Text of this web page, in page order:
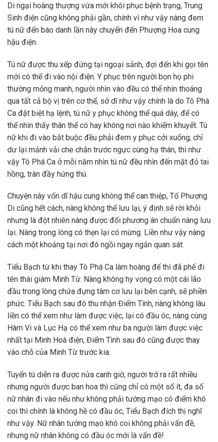
Di ngại hoàng thượng vừa mới khôi phục bệnh trạng, Trung
Sinh điện cũng không phải gần, chính vì như vậy nàng đem
tú nữ đến báo danh lần này chuyển đến Phượng Hoa cung
hậu điện.
Tú nữ được thu xếp đứng tại ngoại sảnh, đợi đến khi gọi tên
mới có thể đi vào nội điện. Y phục trên người bọn họ phi
thường mỏng manh, người nhìn vào đều có thể nhìn thoáng
qua tất cả bộ vị trên cơ thể, sở dĩ như vậy chính là do Tô Phá
Ca đặt biệt hạ lệnh, tú nữ y phục không thể quá dày, để có
thể nhìn thấy thân thể có hay không nơi nào khiếm khuyết. Tú
nữ khi đi vào bắt buộc đều phải đem y phục cởi xuống, chỉ
dư lại mảnh vải che chắn trước ngực cùng hạ thân, thì như
vậy Tô Phá Ca ở mỗi năm nhìn tú nữ đều nhìn đến mặt đỏ tai
hồng, tràn đầy hứng thú.
Chuyện này vốn dĩ hậu cung không thể can thiệp, Tố Phượng
Di cũng hết cách, nàng không thể lưu lại, ý định sẽ rời khỏi
nhưng là đột nhiên nàng được đối phương ân chuẩn nàng lưu
lại. Nàng trong lòng có thẹn lại có mừng. Liền như vậy nàng
cách một khoảng tại nơi đó ngồi ngay ngắn quan sát.
Tiểu Bạch từ khi thay Tô Phá Ca làm hoàng đế thì đã phế đi
tên thái giám Minh Từ. Nàng không hy vọng có một cái lão
đầu trong lòng chứa đựng tâm cơ lưu lại bên cạnh, sẽ phiền
phức. Tiểu Bạch sau đó thu nhận Điểm Tình, nàng không lâu
liền có thể xem như làm được việc, lại có đầu óc, nàng cùng
Hàm Vi và Lục Hạ có thể xem như ba người làm được việc
nhất tại Minh Hoà điện, Điểm Tình sau đó cũng được thay
vào chỗ của Minh Từ trước kia.
Tuyển tú diễn ra được nửa canh giờ, người trở ra rất nhiều
nhưng người được ban hoa thì cũng chỉ có một số ít, đa số
nữ nhân đi vào nếu như không phải tướng mạo có điểm khó
coi thì chính là không hề có đầu óc, Tiểu Bạch đích thị nghĩ
như vậy. Nữ nhân tướng mạo khó coi không phải vấn đề,
nhưng nữ nhân không có đầu óc mới là vấn đề!